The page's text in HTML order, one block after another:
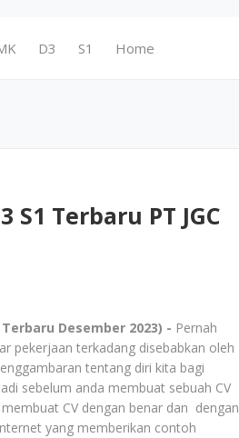
D3 S1 Home
S1 Terbaru PT JGC
Desember 2023) - Pernah
pekerjaan terkadang disebabkan oleh
tentang diri kita bagi
sebelum anda membuat sebuah CV
CV dengan benar dan dengan
yang memberikan contoh